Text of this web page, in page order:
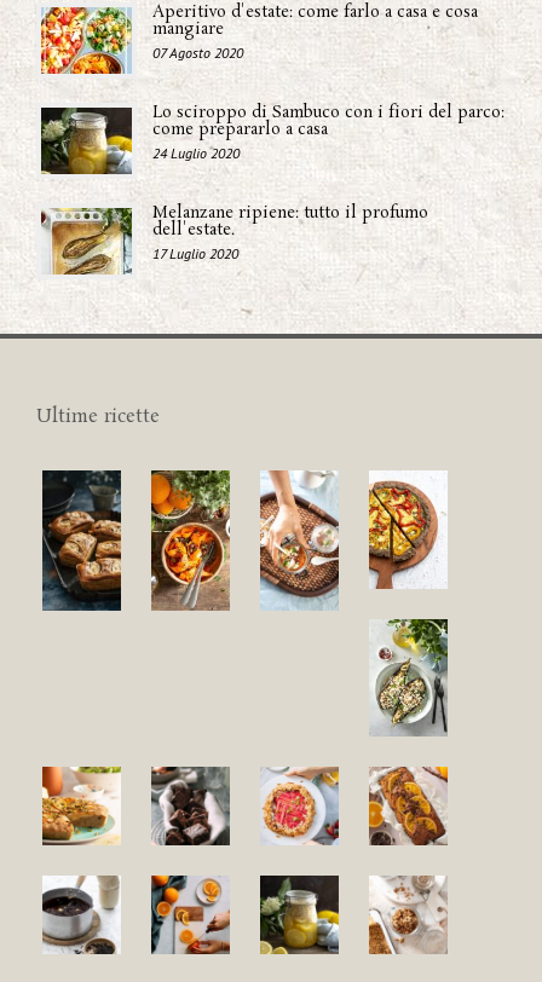
Aperitivo d'estate: come farlo a casa e cosa
mangiare
07 Agosto 2020
Lo sciroppo di Sambuco con i fiori del parco:
come prepararlo a casa
24 Luglio 2020
Melanzane ripiene: tutto il profumo
dell'estate.
17 Luglio 2020
Ultime ricette